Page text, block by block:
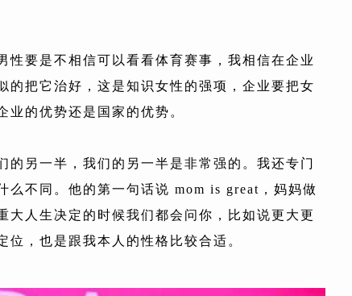
性要是不相信可以看看体育赛事，我相信在企业
的把它治好，这是知识女性的强项，企业要把女
业的优势还是国家的优势。
的另一半，我们的另一半是非常强的。我还专门
么不同。他的第一句话说 mom is great，妈妈做
大人生决定的时候我们都会问你，比如说更大更
，也是跟我本人的性格比较合适。